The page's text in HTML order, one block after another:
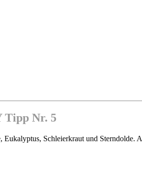
Tipp Nr. 5
Schleierkraut und Sterndolde.